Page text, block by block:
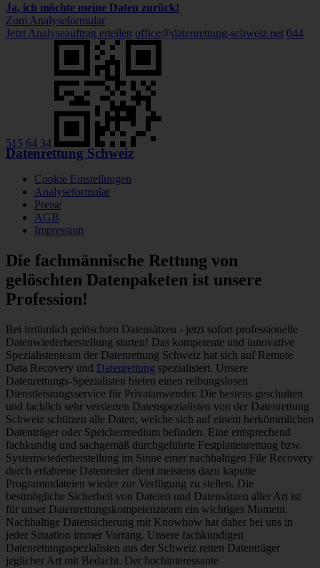
Ja, ich möchte meine Daten zurück!
Zum Analyseformular
Jetzt Analyseauftrag erteilen office@datenrettung-schweiz.net 044
515 64 34
Datenrettung Schweiz
Cookie Einstellungen
Analyseformular
Preise
AGB
Impressum
Die fachmännische Rettung von
gelöschten Datenpaketen ist unsere
Profession!
Bei irrtümlich gelöschten Datensätzen - jetzt sofort professionelle
Datenwiederherstellung starten! Das kompetente und innovative
Spezialistenteam der Datenrettung Schweiz hat sich auf Remote
Data Recovery und Datenrettung spezialisiert. Unsere
Datenrettungs-Spezialisten bieten einen reibungslosen
Dienstleistungsservice für Privatanwender. Die bestens geschulten
und fachlich sehr versierten Datenspezialisten von der Datenrettung
Schweiz schützen alle Daten, welche sich auf einem herkömmlichen
Datenträger oder Speichermedium befinden. Eine entsprechend
fachkundig und sachgemäß durchgeführte Festplattenrettung bzw.
Systemwiederherstellung im Sinne einer nachhaltigen File Recovery
durch erfahrene Datenretter dient meistens dazu kaputte
Programmdateien wieder zur Verfügung zu stellen. Die
bestmögliche Sicherheit von Dateien und Datensätzen aller Art ist
für unser Datenrettungskompetenzteam ein wichtiges Moment.
Nachhaltige Datensicherung mit Knowhow hat daher bei uns in
jeder Situation immer Vorrang. Unsere fachkundigen
Datenrettungsspezialisten aus der Schweiz retten Datenträger
jeglicher Art mit Bedacht. Der hochinteressante